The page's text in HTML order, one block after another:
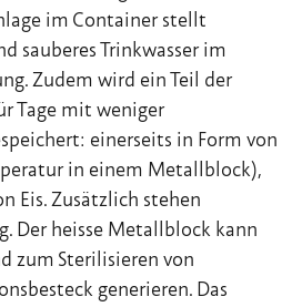
im Container stellt
sauberes Trinkwasser im
Zudem wird ein Teil der
Tage mit weniger
einerseits in Form von
in einem Metallblock),
Eis. Zusätzlich stehen
Der heisse Metallblock kann
zum Sterilisieren von
generieren. Das